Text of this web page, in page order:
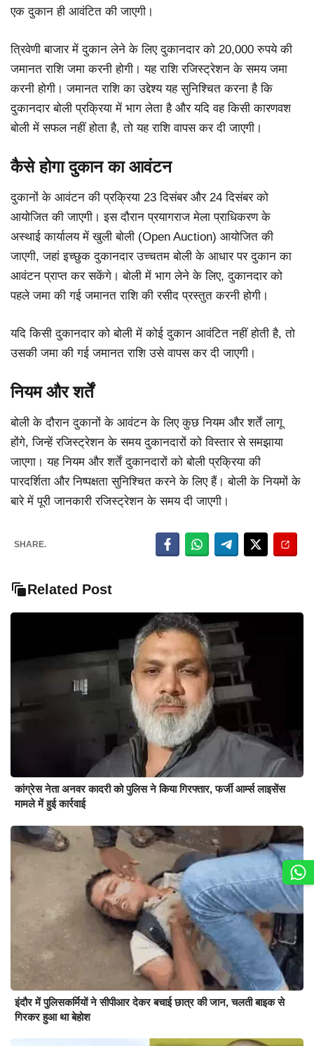
एक दुकान ही आवंटित की जाएगी।
त्रिवेणी बाजार में दुकान लेने के लिए दुकानदार को 20,000 रुपये की
जमानत राशि जमा करनी होगी। यह राशि रजिस्ट्रेशन के समय जमा
करनी होगी। जमानत राशि का उद्देश्य यह सुनिश्चित करना है कि
दुकानदार बोली प्रक्रिया में भाग लेता है और यदि वह किसी कारणवश
बोली में सफल नहीं होता है, तो यह राशि वापस कर दी जाएगी।
कैसे होगा दुकान का आवंटन
दुकानों के आवंटन की प्रक्रिया 23 दिसंबर और 24 दिसंबर को
आयोजित की जाएगी। इस दौरान प्रयागराज मेला प्राधिकरण के
अस्थाई कार्यालय में खुली बोली (Open Auction) आयोजित की
जाएगी, जहां इच्छुक दुकानदार उच्चतम बोली के आधार पर दुकान का
आवंटन प्राप्त कर सकेंगे। बोली में भाग लेने के लिए, दुकानदार को
पहले जमा की गई जमानत राशि की रसीद प्रस्तुत करनी होगी।
यदि किसी दुकानदार को बोली में कोई दुकान आवंटित नहीं होती है, तो
उसकी जमा की गई जमानत राशि उसे वापस कर दी जाएगी।
नियम और शर्तें
बोली के दौरान दुकानों के आवंटन के लिए कुछ नियम और शर्तें लागू
होंगे, जिन्हें रजिस्ट्रेशन के समय दुकानदारों को विस्तार से समझाया
जाएगा। यह नियम और शर्तें दुकानदारों को बोली प्रक्रिया की
पारदर्शिता और निष्पक्षता सुनिश्चित करने के लिए हैं। बोली के नियमों के
बारे में पूरी जानकारी रजिस्ट्रेशन के समय दी जाएगी।
SHARE.
Related Post
कांग्रेस नेता अनवर कादरी को पुलिस ने किया गिरफ्तार, फर्जी आर्म्स लाइसेंस
मामले में हुई कार्रवाई
इंदौर में पुलिसकर्मियों ने सीपीआर देकर बचाई छात्र की जान, चलती बाइक से
गिरकर हुआ था बेहोश